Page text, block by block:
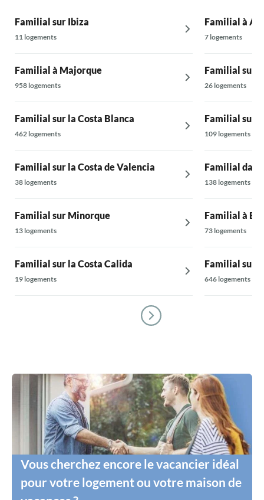
Familial sur Ibiza
11 logements
Familial à Majorque
958 logements
Familial sur la Costa Blanca
462 logements
Familial sur la Costa de Valencia
38 logements
Familial sur Minorque
13 logements
Familial sur la Costa Calida
19 logements
Familial à
7 logements
Familial sur
26 logements
Familial sur
109 logements
Familial
138 logements
Familial à
73 logements
Familial sur
646 logements
Vous cherchez encore le vacancier idéal
pour votre logement ou votre maison de